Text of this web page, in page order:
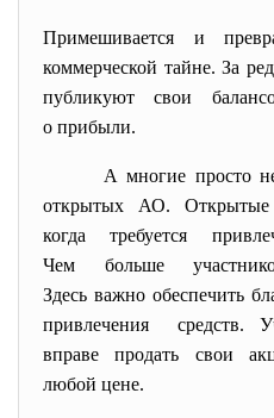
Примешивается и
коммерческой тайне. За
публикуют свои
о прибыли.
А многие просто
открытых АО.
когда требуется
Чем больше
Здесь важно обеспечить
привлечения средств.
вправе продать свои
любой цене.